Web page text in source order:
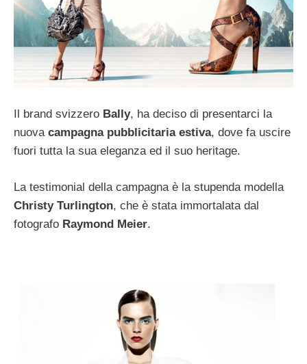
Il brand svizzero Bally, ha deciso di presentarci la
nuova campagna pubblicitaria estiva, dove fa uscire
fuori tutta la sua eleganza ed il suo heritage.
La testimonial della campagna è la stupenda modella
Christy Turlington, che è stata immortalata dal
fotografo Raymond Meier.